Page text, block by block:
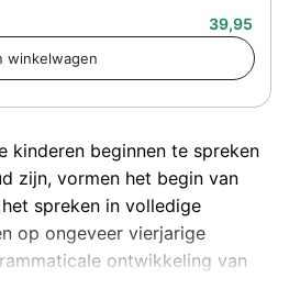
39,95
kinderen beginnen te spreken
zijn, vormen het begin van
spreken in volledige
op ongeveer vierjarige
ontwikkeling van